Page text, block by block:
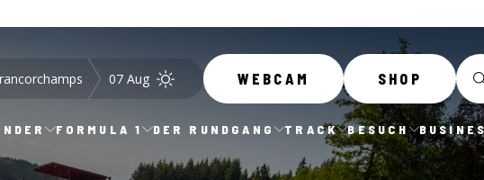
07 Aug WEBCAM SHOP
FORMULA 1 DER RUNDGANG TRACK BESUCH